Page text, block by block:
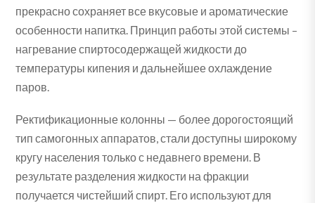
прекрасно сохраняет все вкусовые и ароматические
особенности напитка. Принцип работы этой системы –
нагревание спиртосодержащей жидкости до
температуры кипения и дальнейшее охлаждение
паров.
Ректификационные колонны — более дорогостоящий
тип самогонных аппаратов, стали доступны широкому
кругу населения только с недавнего времени. В
результате разделения жидкости на фракции
получается чистейший спирт. Его используют для